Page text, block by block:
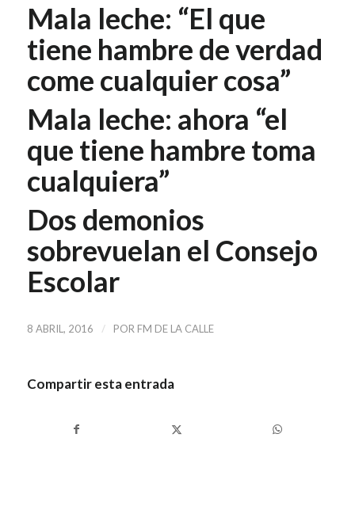
Mala leche: “El que
tiene hambre de verdad
come cualquier cosa”
Mala leche: ahora “el
que tiene hambre toma
cualquiera”
Dos demonios
sobrevuelan el Consejo
Escolar
8 ABRIL, 2016 / POR FM DE LA CALLE
Compartir esta entrada